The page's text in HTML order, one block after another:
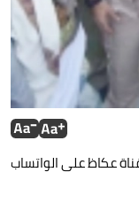
عكاظ على الواتساب